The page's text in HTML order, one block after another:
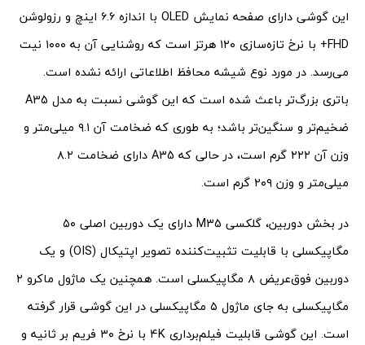
این گوشی دارای صفحه نمایش OLED با اندازه ۶.۶ اینچ و رزولوشن
FHD+ با نرخ تازه‌سازی ۱۲۰ هرتز است که روشنایی آن به ۱۰۰۰ نیت
می‌رسد. در مورد نوع شیشه محافظ اطلاعاتی ارائه نشده است.
باتری بزرگ‌تر باعث شده است که این گوشی نسبت به مدل A35
ضخیم‌تر و سنگین‌تر باشد؛ به طوری که ضخامت آن ۹.۱ میلی‌متر و
وزن آن ۲۲۲ گرم است، در حالی که A35 دارای ضخامت ۸.۲
میلی‌متر و وزن ۲۰۹ گرم است.
در بخش دوربین، گلکسی M35 دارای یک دوربین اصلی ۵۰
مگاپیکسلی با قابلیت تثبیت‌کننده تصویر اپتیکال (OIS) و یک
دوربین فوق‌عریض ۸ مگاپیکسلی است. همچنین یک ماژول ماکرو ۲
مگاپیکسلی به جای ماژول ۵ مگاپیکسلی در این گوشی قرار گرفته
است. این گوشی قابلیت فیلم‌برداری 4K با نرخ ۳۰ فریم بر ثانیه و